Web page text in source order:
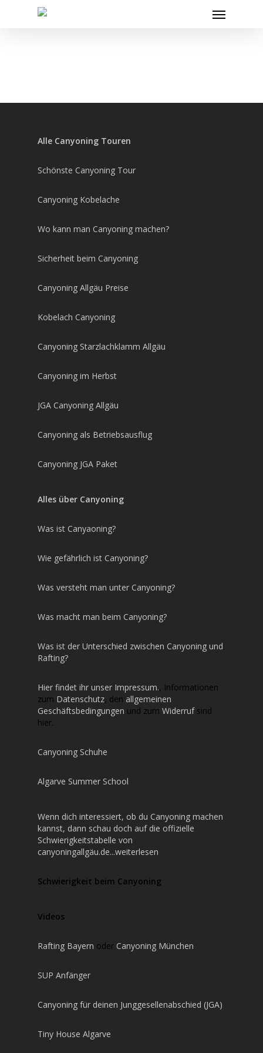
Menu
Alle Canyoning Touren
Schönste Canyoning Tour
Canyoning Kobelache
Wo kann man Canyoning machen?
Sicherheit beim Canyoning
Canyoning Allgäu Preise
Kobelach Canyoning
Canyoning Starzlachklamm Allgäu
Canyoning im Herbst
JGA Canyoning Allgäu
Canyoning als Betriebsausflug
Canyoning JGA Paket
Alles über Canyoning
Was ist Canyaoning?
Wie gefährlich ist Canyoning?
Was versteht man unter Canyoning?
Was macht man beim Canyoning?
Was ist der Unterschied zwischen Canyoning und
Rafting?
Hier findet ihr unser Impressum., Informationen
zum Datenschutz, den allgemeinen
Geschäftsbedingungen und zum Widerrufsind
hier.
Canyoning Schuhe
Algarve Summer School
Wenn dich interessiert, ob du Canyoning machen
kannst, dann schau doch auf die offizielle
Schwierigkeitstabelle von
canyoningallgäu.de...weiterlesen
Schwierigkeit beim Canyoning
Videos
Rafting Bayern oder Canyoning München
SUP Anfänger
Canyoning für deinen Junggesellenabschied (JGA)
Tiny House Algarve